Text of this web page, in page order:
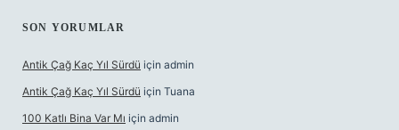
SON YORUMLAR
Antik Çağ Kaç Yıl Sürdü için admin
Antik Çağ Kaç Yıl Sürdü için Tuana
100 Katlı Bina Var Mı için admin